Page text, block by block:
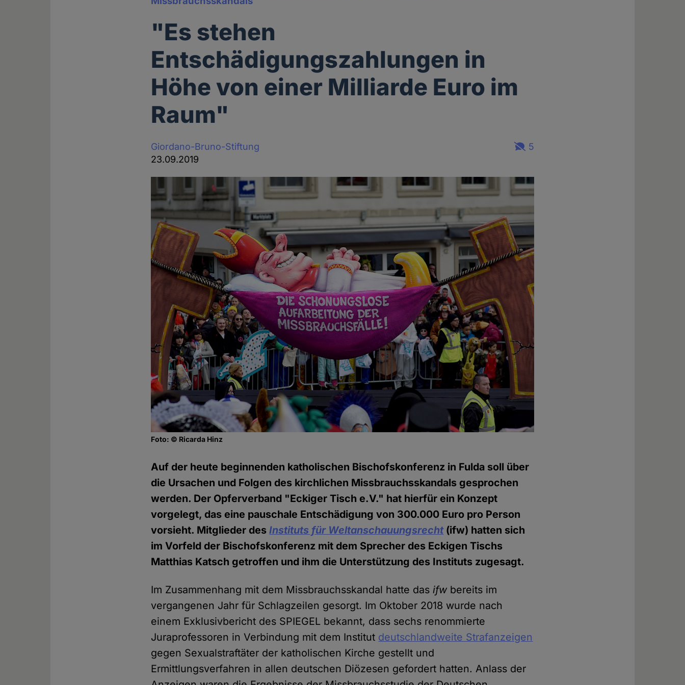
"Es stehen
Entschädigungszahlungen in
Höhe von einer Milliarde Euro im
Raum"
Giordano-Bruno-Stiftung
23.09.2019
5
Foto: © Ricarda Hinz
Auf der heute beginnenden katholischen Bischofskonferenz in Fulda soll über
die Ursachen und Folgen des kirchlichen Missbrauchsskandals gesprochen
werden. Der Opferverband "Eckiger Tisch e.V." hat hierfür ein Konzept
vorgelegt, das eine pauschale Entschädigung von 300.000 Euro pro Person
vorsieht. Mitglieder desInstituts für Weltanschauungsrecht(ifw) hatten sich
im Vorfeld der Bischofskonferenz mit dem Sprecher des Eckigen Tischs
Matthias Katsch getroffen und ihm die Unterstützung des Instituts zugesagt.
Im Zusammenhang mit dem Missbrauchsskandal hatte dasifw bereits im
vergangenen Jahr für Schlagzeilen gesorgt. Im Oktober 2018 wurde nach
einem Exklusivbericht des SPIEGEL bekannt, dass sechs renommierte
Juraprofessoren in Verbindung mit dem Institut deutschlandweite Strafanzeigen
gegen Sexualstraftäter der katholischen Kirche gestellt und
Ermittlungsverfahren in allen deutschen Diözesen gefordert hatten. Anlass der